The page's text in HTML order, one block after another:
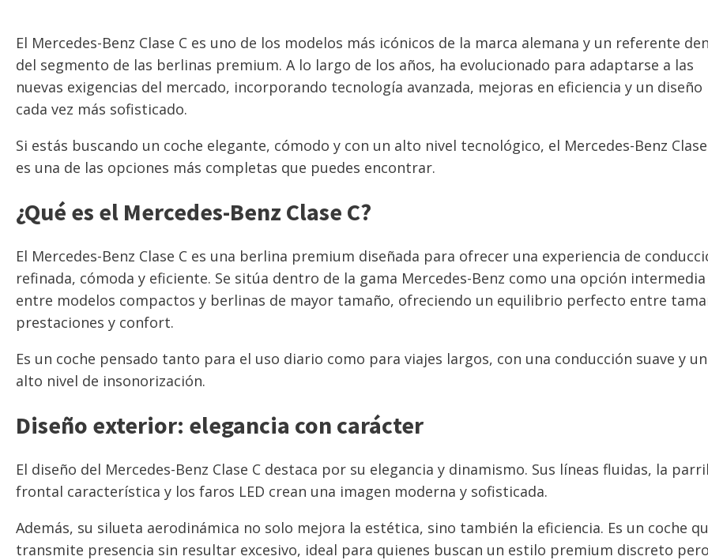
El Mercedes-Benz Clase C es uno de los modelos más icónicos de la marca alemana y un referente
del segmento de las berlinas premium. A lo largo de los años, ha evolucionado para adaptarse a las
nuevas exigencias del mercado, incorporando tecnología avanzada, mejoras en eficiencia y un diseño
cada vez más sofisticado.
Si estás buscando un coche elegante, cómodo y con un alto nivel tecnológico, el Mercedes-Benz
es una de las opciones más completas que puedes encontrar.
¿Qué es el Mercedes-Benz Clase C?
El Mercedes-Benz Clase C es una berlina premium diseñada para ofrecer una experiencia de
refinada, cómoda y eficiente. Se sitúa dentro de la gama Mercedes-Benz como una opción intermedia
entre modelos compactos y berlinas de mayor tamaño, ofreciendo un equilibrio perfecto entre
prestaciones y confort.
Es un coche pensado tanto para el uso diario como para viajes largos, con una conducción suave y un
alto nivel de insonorización.
Diseño exterior: elegancia con carácter
El diseño del Mercedes-Benz Clase C destaca por su elegancia y dinamismo. Sus líneas fluidas, la
frontal característica y los faros LED crean una imagen moderna y sofisticada.
Además, su silueta aerodinámica no solo mejora la estética, sino también la eficiencia. Es un coche
transmite presencia sin resultar excesivo, ideal para quienes buscan un estilo premium discreto pero